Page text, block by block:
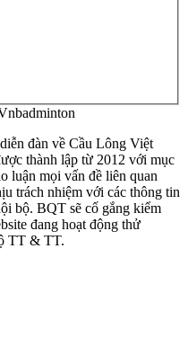
đàn về Cầu Lông Việt
thành lập từ 2012 với mục
luận mọi vấn đề liên quan
trách nhiệm với các thông tin
bộ. BQT sẽ cố gắng kiểm
đang hoạt động thử
TT & TT.